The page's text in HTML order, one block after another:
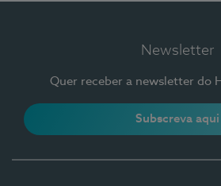
Newsletter
Quer receber a newsletter do
Subscreva aqui